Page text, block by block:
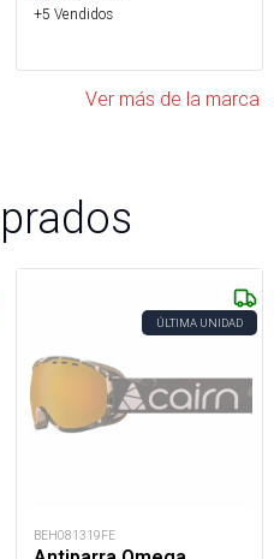
+5 Vendidos
Ver más de la marca
ÚLTIMA UNIDAD
BEH081319FE